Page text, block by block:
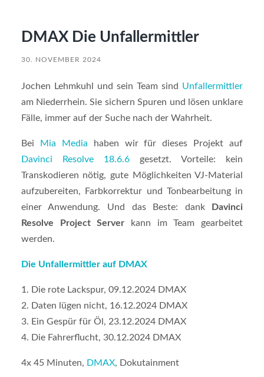
DMAX Die Unfallermittler
30. NOVEMBER 2024
Jochen Lehmkuhl und sein Team sind Unfallermittler
am Niederrhein. Sie sichern Spuren und lösen unklare
Fälle, immer auf der Suche nach der Wahrheit.
Bei Mia Media haben wir für dieses Projekt auf
Davinci Resolve 18.6.6gesetzt. Vorteile: kein
Transkodieren nötig, gute Möglichkeiten VJ-Material
aufzubereiten, Farbkorrektur und Tonbearbeitung in
einer Anwendung. Und das Beste: dank
Davinci
Resolve Project Server kann im Team gearbeitet
werden.
Die Unfallermittler auf DMAX
1. Die rote Lackspur, 09.12.2024 DMAX
2. Daten lügen nicht, 16.12.2024 DMAX
3. Ein Gespür für Öl, 23.12.2024 DMAX
4. Die Fahrerflucht, 30.12.2024 DMAX
4x 45 Minuten, DMAX, Dokutainment